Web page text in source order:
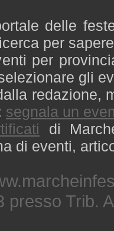
delle
per
per
gli
redazione,
segnala un
di
di eventi,
presso Trib.